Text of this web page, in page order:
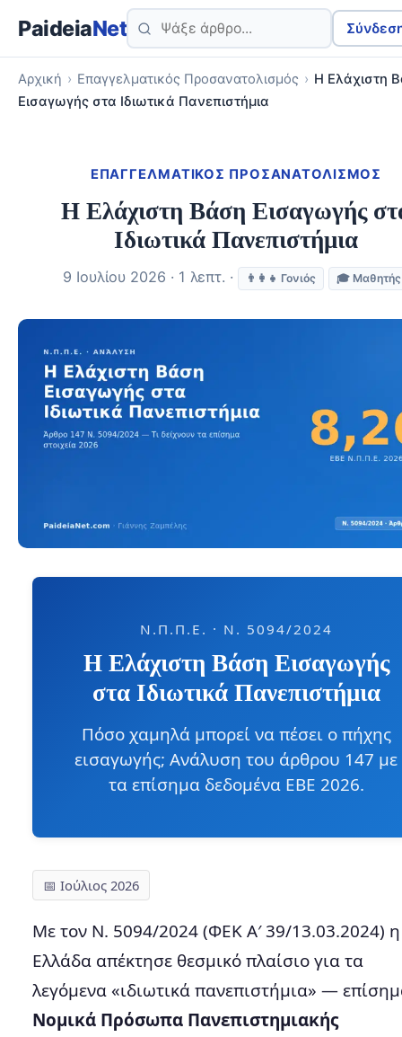
PaideiaNet
Αρχική › Επαγγελματικός Προσανατολισμός › Η Ελάχιστη
Εισαγωγής στα Ιδιωτικά Πανεπιστήμια
ΕΠΑΓΓΕΛΜΑΤΙΚΌΣ ΠΡΟΣΑΝΑΤΟΛΙΣΜΌΣ
Η Ελάχιστη Βάση Εισαγωγής
Ιδιωτικά Πανεπιστήμια
9 Ιουλίου 2026 · 1 λεπτ. · 👨‍👩‍👧 Γονιός 🎓 Μαθητής
Ν.Π.Π.Ε. · Ν. 5094/2024
Η Ελάχιστη Βάση Εισαγωγής
στα Ιδιωτικά Πανεπιστήμια
Πόσο χαμηλά μπορεί να πέσει ο πήχης
εισαγωγής; Ανάλυση του άρθρου 147 με
τα επίσημα δεδομένα ΕΒΕ 2026.
📅 Ιούλιος 2026
Με τον Ν. 5094/2024 (ΦΕΚ Α′ 39/13.03.2024) η
Ελλάδα απέκτησε θεσμικό πλαίσιο για τα
λεγόμενα «ιδιωτικά πανεπιστήμια» —
Νομικά Πρόσωπα Πανεπιστημιακής